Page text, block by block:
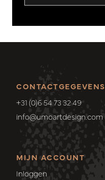
CONTACTGEGEVENS
+31 (0)6 54 73 32 49
info@umoartdesign.com
MIJN ACCOUNT
Inloggen